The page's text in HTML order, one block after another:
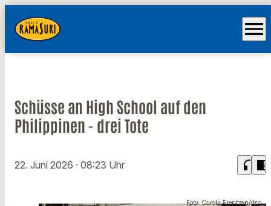
menu
Schüsse an High School auf den
Philippinen - drei Tote
22. Juni 2026 · 08:23 Uhr headphones chrome_reader_mode
Foto: Carola Frentzen/dpa